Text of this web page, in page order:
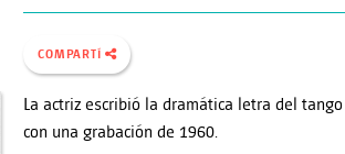
COMPARTÍ
La actriz escribió la dramática letra del
con una grabación de 1960.